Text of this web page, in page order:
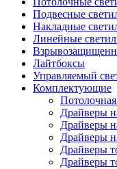
Подвесные
Накладные
Линейные
Лайтбоксы
Управляемый
Комплектующие
Драйверы
Драйверы
Драйверы
Драйверы
Драйверы